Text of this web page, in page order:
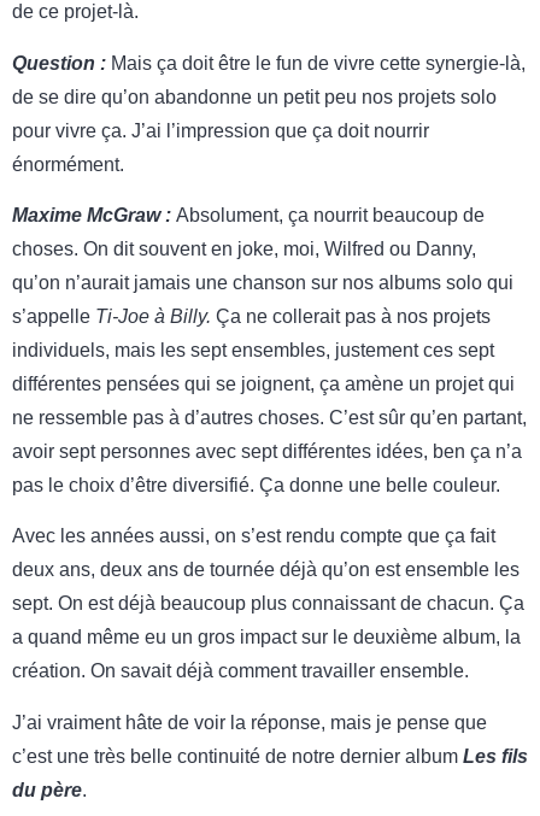
de ce projet-là.
Question : Mais ça doit être le fun de vivre cette synergie-là,
de se dire qu’on abandonne un petit peu nos projets solo
pour vivre ça. J’ai l’impression que ça doit nourrir
énormément.
Maxime McGraw : Absolument, ça nourrit beaucoup de
choses. On dit souvent en joke, moi, Wilfred ou Danny,
qu’on n’aurait jamais une chanson sur nos albums solo qui
s’appelle Ti-Joe à Billy. Ça ne collerait pas à nos projets
individuels, mais les sept ensembles, justement ces sept
différentes pensées qui se joignent, ça amène un projet qui
ne ressemble pas à d’autres choses. C’est sûr qu’en partant,
avoir sept personnes avec sept différentes idées, ben ça n’a
pas le choix d’être diversifié. Ça donne une belle couleur.
Avec les années aussi, on s’est rendu compte que ça fait
deux ans, deux ans de tournée déjà qu’on est ensemble les
sept. On est déjà beaucoup plus connaissant de chacun. Ça
a quand même eu un gros impact sur le deuxième album, la
création. On savait déjà comment travailler ensemble.
J’ai vraiment hâte de voir la réponse, mais je pense que
c’est une très belle continuité de notre dernier album Les fils
du père.